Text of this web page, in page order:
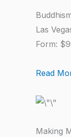
Las
Form:
Read
Making